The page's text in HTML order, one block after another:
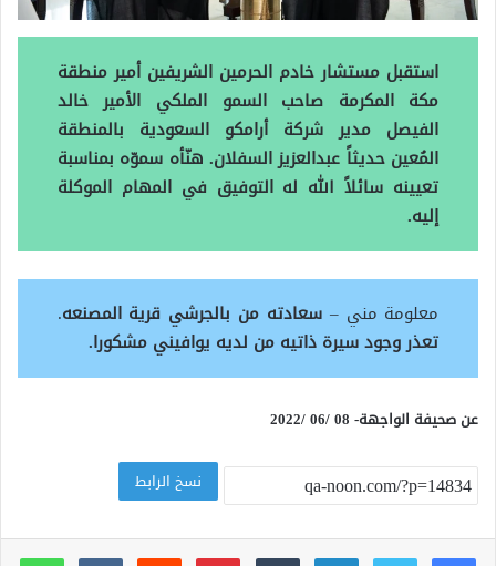
استقبل مستشار خادم الحرمين الشريفين أمير منطقة
مكة المكرمة صاحب السمو الملكي الأمير خالد
الفيصل‬⁩ مدير شركة أرامكو السعودية بالمنطقة
المُعين حديثاً عبدالعزيز السفلان. هنّأه سموّه بمناسبة
تعيينه سائلاً الله له التوفيق في المهام الموكلة
إليه.
معلومة مني –سعادته من بالجرشي قرية المصنعه.
تعذر وجود سيرة ذاتيه من لديه يوافيني مشكورا.
عن صحيفة الواجهة- 08 /06 /2022
نسخ الرابط
لينكدإن ‏Tumblr بينتيريست
‏Reddit
‏VKontakte